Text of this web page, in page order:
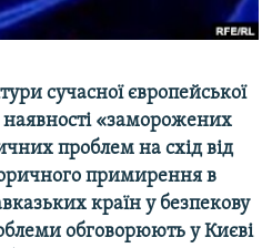
сучасної європейської
«заморожених
проблем на схід від
примирення в
країн у безпекову
обговорюють у Києві